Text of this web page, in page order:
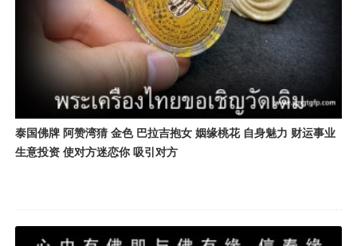
泰国佛牌 阿赞湾猜 金色 巴拉吉抱女 姻缘桃花 自身魅力 财运事业
生意投资 使对方迷恋你 吸引对方